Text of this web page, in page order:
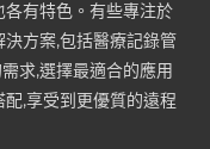
有特色。有些專注於
方案,包括醫療記錄管
求,選擇最適合的應用
配,享受到更優質的遠程